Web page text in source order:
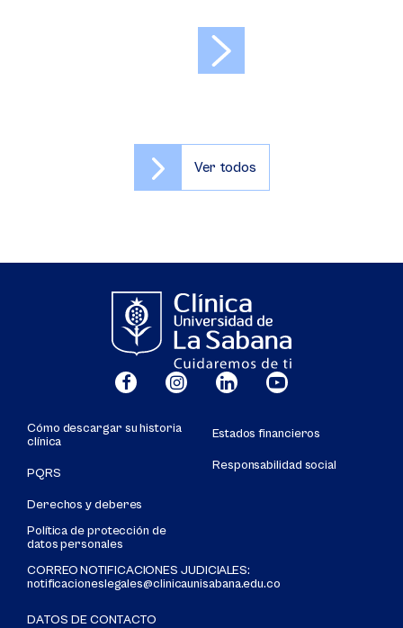
Ver todos
Cómo descargar su historia
clínica
PQRS
Derechos y deberes
Política de protección de
datos personales
CORREO NOTIFICACIONES JUDICIALES:
notificacioneslegales@clinicaunisabana.edu.co
Estados financieros
Responsabilidad social
DATOS DE CONTACTO